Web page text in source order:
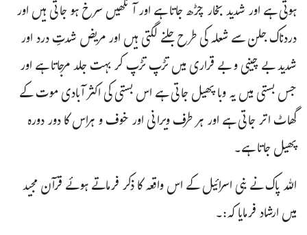
ہوتی ہے اور شدید بخار چڑھ جاتا ہے اور آنکھیں سرخ ہو جاتی ہیں اور
دردناک جلن سے شعلہ کی طرح جلنے لگتی ہیں اور مریض شدتِ درد اور
شدید بے چینی و بے قراری میں تڑپ تڑپ کر بہت جلد مرجاتا ہے اور
جس بستی میں یہ وبا پھیل جاتی ہے اس بستی کی اکثر آبادی موت کے
گھاٹ اتر جاتی ہے اور ہر طرف ویرانی اور خوف و ہراس کا دور دورہ
پھیل جاتا ہے۔
اللہ پاک نے بنی اسرائیل کے اس واقعہ کا ذکر فرماتے ہوئے قرآن مجید
میں ارشاد فرمایا کہ:۔